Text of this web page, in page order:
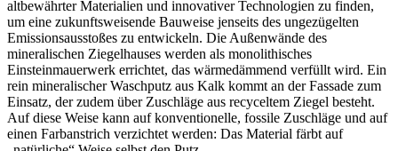
altbewährter Materialien und innovativer Technologien zu finden,
um eine zukunftsweisende Bauweise jenseits des ungezügelten
Emissionsausstoßes zu entwickeln. Die Außenwände des
mineralischen Ziegelhauses werden als monolithisches
Einsteinmauerwerk errichtet, das wärmedämmend verfüllt wird. Ein
rein mineralischer Waschputz aus Kalk kommt an der Fassade zum
Einsatz, der zudem über Zuschläge aus recyceltem Ziegel besteht.
Auf diese Weise kann auf konventionelle, fossile Zuschläge und auf
einen Farbanstrich verzichtet werden: Das Material färbt auf